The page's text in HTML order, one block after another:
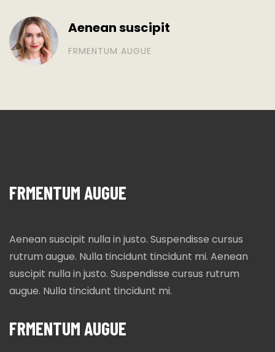
Aenean suscipit
FRMENTUM AUGUE
FRMENTUM AUGUE
Aenean suscipit nulla in justo. Suspendisse cursus
rutrum augue. Nulla tincidunt tincidunt mi. Aenean
suscipit nulla in justo. Suspendisse cursus rutrum
augue. Nulla tincidunt tincidunt mi.
FRMENTUM AUGUE